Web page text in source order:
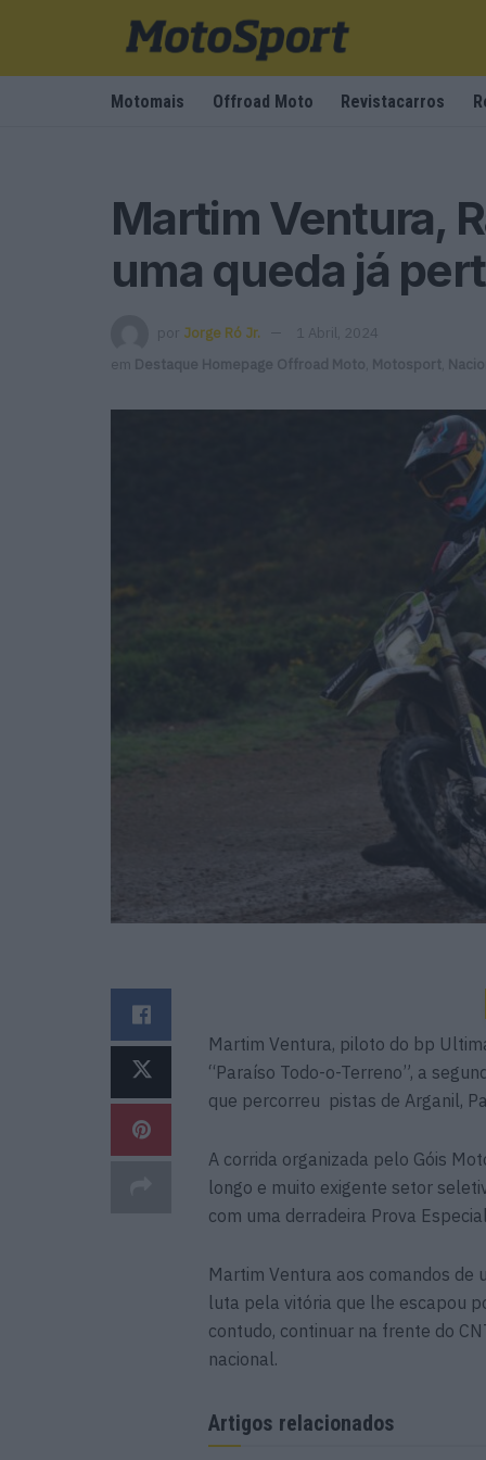
Motomais Offroad Moto Revistacarros
Martim Ventura,
uma queda já
por Jorge Ró Jr.
1 Abril, 2024
em
Destaque Homepage Offroad Moto Motosport
Martim Ventura, piloto do bp
“Paraíso Todo-o-Terreno”, a
que percorreu pistas de Arganil,
A corrida organizada pelo Góis
longo e muito exigente setor
com uma derradeira Prova
Martim Ventura aos comandos de
luta pela vitória que lhe escapou
contudo, continuar na frente do
nacional.
Artigos relacionados